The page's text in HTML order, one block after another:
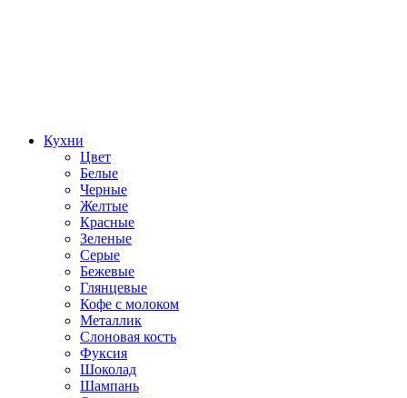
Кухни
Цвет
Белые
Черные
Желтые
Красные
Зеленые
Серые
Бежевые
Глянцевые
Кофе с молоком
Металлик
Слоновая кость
Фуксия
Шоколад
Шампань